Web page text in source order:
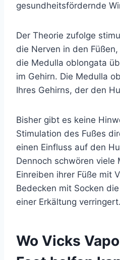
gesundheitsfördernde
Der Theorie zufolge
die Nerven in den
die Medulla oblongata
im Gehirn. Die Medulla
Ihres Gehirns, der den
Bisher gibt es keine
Stimulation des Fußes
einen Einfluss auf den
Dennoch schwören viele
Einreiben ihrer Füße mit
Bedecken mit Socken
einer Erkältung verringert.
Wo Vicks